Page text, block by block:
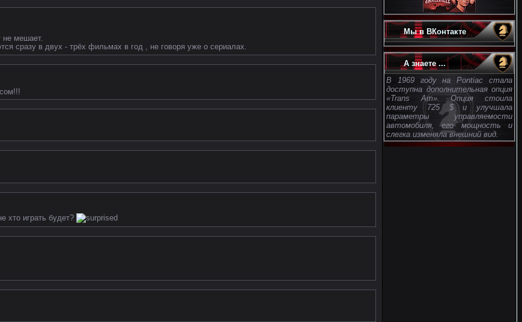
мешает.
сразу в двух - трёх фильмах в год , не говоря уже о сериалах.
хто играть будет?
Мы в ВКонтакте
А знаете ...
В 1969 году на Pontiac стала
доступна дополнительная опция
«Trans Am». Опция стоила
клиенту 725 $ и улучшала
параметры управляемости
автомобиля, его мощность и
слегка изменяла внешний вид.